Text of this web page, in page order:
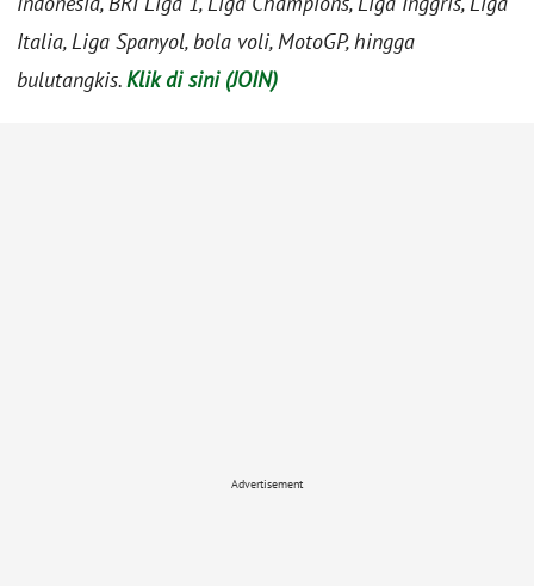
Italia, Liga Spanyol, bola voli, MotoGP, hingga
bulutangkis.Klik di sini (JOIN)
Advertisement